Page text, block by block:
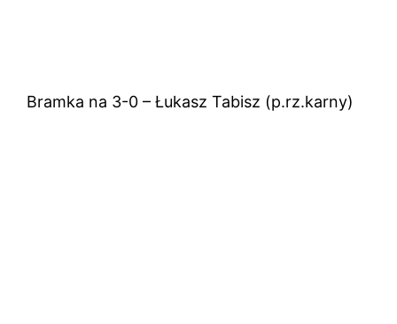
Bramka na 3-0 – Łukasz Tabisz (p.rz.karny)